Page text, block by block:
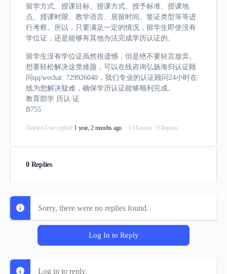
留学方式、授课目标、授课方式、授予标准、授课地
点、授课时限、教学语言、居留时间、签证类型等等进
行考察。所以，只要满足一定的情况，留学生即使没有
学位证，还是能够有其他办法完成学历认证的。
留学生没有学位证虽然很遗憾，但是绝不要轻言放弃。
想要轻松解决这类难题，可以在线咨询弘扬海归认证顾
问qq/wechat: 729926040，我们专业的认证顾问24小时在
线为您解决疑难，确保学历认证能够顺利完成。
教育部学 历认 证
B755
Deleted User replied 1 year, 2 months ago 1 Member · 0 Replies
0 Replies
Sorry, there were no replies found.
Log In to Reply
Log in to reply.